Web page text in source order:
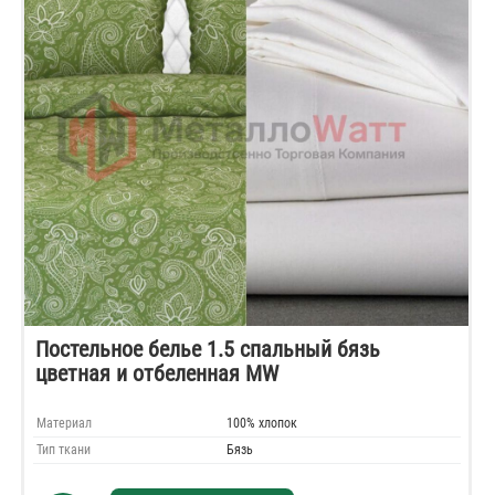
Постельное белье 1.5 спальный бязь
цветная и отбеленная MW
Материал
100% хлопок
Тип ткани
Бязь